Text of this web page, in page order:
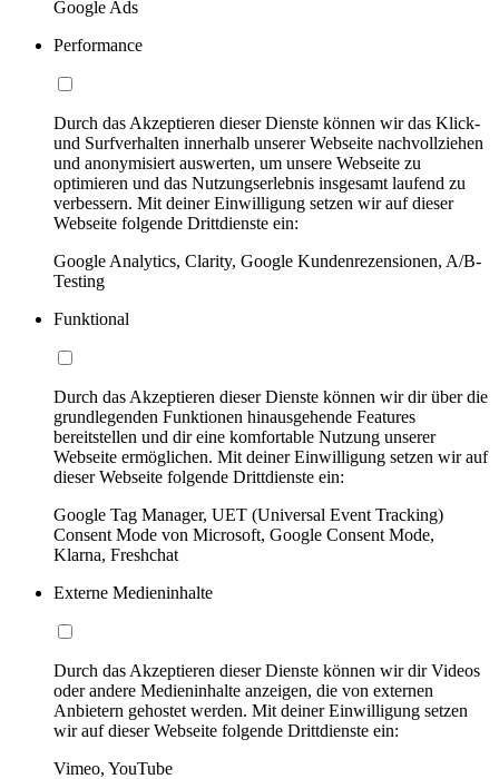
Google Ads
Performance
Durch das Akzeptieren dieser Dienste können wir das Klick-
und Surfverhalten innerhalb unserer Webseite nachvollziehen
und anonymisiert auswerten, um unsere Webseite zu
optimieren und das Nutzungserlebnis insgesamt laufend zu
verbessern. Mit deiner Einwilligung setzen wir auf dieser
Webseite folgende Drittdienste ein:
Google Analytics, Clarity, Google Kundenrezensionen, A/B-
Testing
Funktional
Durch das Akzeptieren dieser Dienste können wir dir über die
grundlegenden Funktionen hinausgehende Features
bereitstellen und dir eine komfortable Nutzung unserer
Webseite ermöglichen. Mit deiner Einwilligung setzen wir auf
dieser Webseite folgende Drittdienste ein:
Google Tag Manager, UET (Universal Event Tracking)
Consent Mode von Microsoft, Google Consent Mode,
Klarna, Freshchat
Externe Medieninhalte
Durch das Akzeptieren dieser Dienste können wir dir Videos
oder andere Medieninhalte anzeigen, die von externen
Anbietern gehostet werden. Mit deiner Einwilligung setzen
wir auf dieser Webseite folgende Drittdienste ein:
Vimeo, YouTube